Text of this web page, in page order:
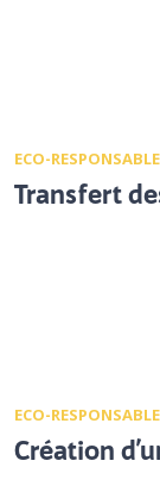
ECO-RESPONSABLE
Transfert
ECO-RESPONSABLE
Création